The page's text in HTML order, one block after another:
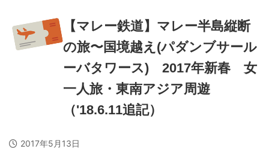
【マレー鉄道】マレー半島縦断
の旅〜国境越え(パダンブサール
ーバタワース) 2017年新春 女
一人旅・東南アジア周遊
（'18.6.11追記）
2017年5月13日